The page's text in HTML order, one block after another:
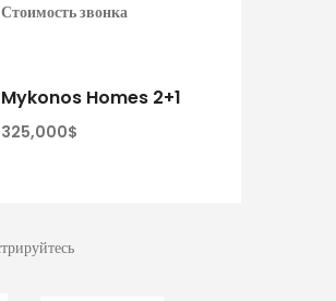
Стоимость звонка
Mykonos Homes 2+1
325,000$